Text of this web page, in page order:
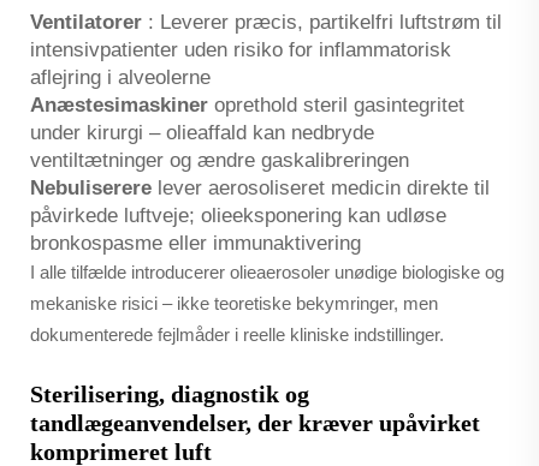
Ventilatorer : Leverer præcis, partikelfri luftstrøm til
intensivpatienter uden risiko for inflammatorisk
aflejring i alveolerne
Anæstesimaskiner oprethold steril gasintegritet
under kirurgi – olieaffald kan nedbryde
ventiltætninger og ændre gaskalibreringen
Nebuliserere lever aerosoliseret medicin direkte til
påvirkede luftveje; olieeksponering kan udløse
bronkospasme eller immunaktivering
I alle tilfælde introducerer olieaerosoler unødige biologiske og
mekaniske risici – ikke teoretiske bekymringer, men
dokumenterede fejlmåder i reelle kliniske indstillinger.
Sterilisering, diagnostik og
tandlægeanvendelser, der kræver upåvirket
komprimeret luft